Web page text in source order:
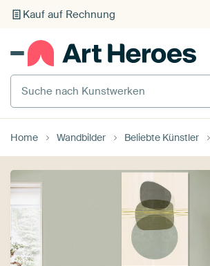
Kauf auf Rechnung
Individueller Druck auf Bestellung
Suche nach Kunstwerken
Home Wandbilder Beliebte Künstler